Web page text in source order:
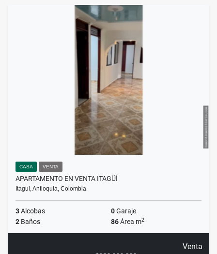
CASA VENTA
APARTAMENTO EN VENTA ITAGÜÍ
Itagui, Antioquia, Colombia
3Alcobas 0Garaje
2 Baños 86Área m2
Venta